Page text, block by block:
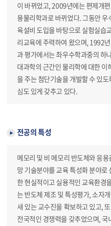
이 바뀌었고, 2009년에는 편제개
용물리학과로 바뀌었다. 그동안 우
육설비 도입을 바탕으로 실험실습
리교육에 주력하여 왔으며, 1992
과 평가에서는 촤우수학과중의 하
대과학의 근간인 물리학에 대한
을 주는 첨단기술을 개발할 수 있
심도 있게 갖추고 있다.
전공의 특성
메모리 및 비 메모리 반도체와 응
망 기술분야를 교육 특성화 분야
한 현실적이고 실용적인 교육환경
는 반도체 제조 및 특성평가, 소자
새 있는 교수진을 확보하고 있고,
전국적인 경쟁력을 갖추었으며,